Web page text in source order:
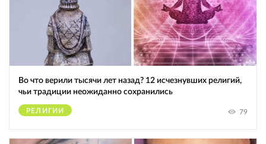
Во что верили тысячи лет назад? 12 исчезнувших религий,
чьи традиции неожиданно сохранились
РЕЛИГИИ 79